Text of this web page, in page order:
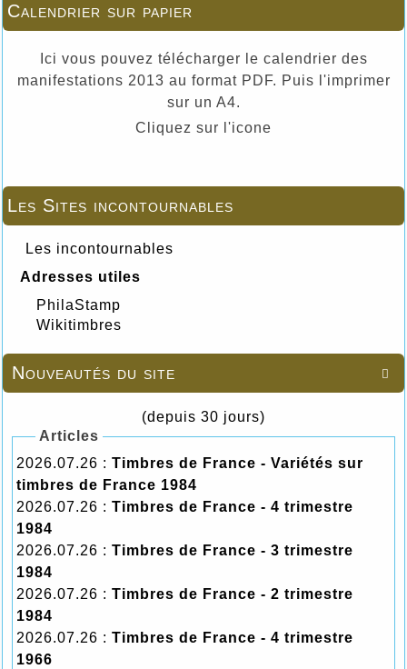
Calendrier sur papier
Ici vous pouvez télécharger le calendrier des
manifestations 2013 au format PDF. Puis l'imprimer
sur un A4.
Cliquez sur l'icone
Les Sites incontournables
Les incontournables
Adresses utiles
PhilaStamp
Wikitimbres

Nouveautés du site
(depuis 30 jours)
Articles
2026.07.26 : Timbres de France - Variétés sur
timbres de France 1984
2026.07.26 : Timbres de France - 4 trimestre
1984
2026.07.26 : Timbres de France - 3 trimestre
1984
2026.07.26 : Timbres de France - 2 trimestre
1984
2026.07.26 : Timbres de France - 4 trimestre
1966